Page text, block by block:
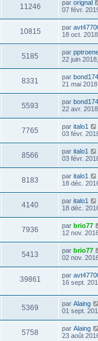
11246 par orignal
07 févr.
10815 par
18 oct.
5185 par
22 juin
8331 par bond174
21 mai
5593 par bond174
22 avr.
7765 par italo1
03 févr.
8566 par italo1
03 févr.
8183 par italo1
18 déc.
4140 par italo1
18 déc.
7936 par brio77
12 nov.
5413 par brio77
02 nov.
39861 par
16 sept.
5369 par Alaing
01 sept.
5758 par Alaing
23 août